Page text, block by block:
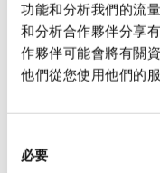
功能和分析我們的流
和分析合作夥伴分享
作夥伴可能會將有關
他們從您使用他們的
必要
規格
審美規範